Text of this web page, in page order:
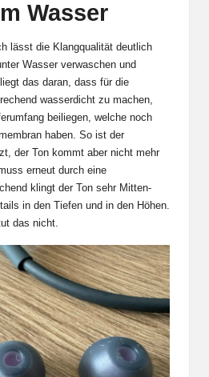
Wasser
lässt die Klangqualität deutlich
Wasser verwaschen und
das daran, dass für die
wasserdicht zu machen,
beiliegen, welche noch
haben. So ist der
der Ton kommt aber nicht mehr
erneut durch eine
klingt der Ton sehr Mitten-
in den Tiefen und in den Höhen.
das nicht.